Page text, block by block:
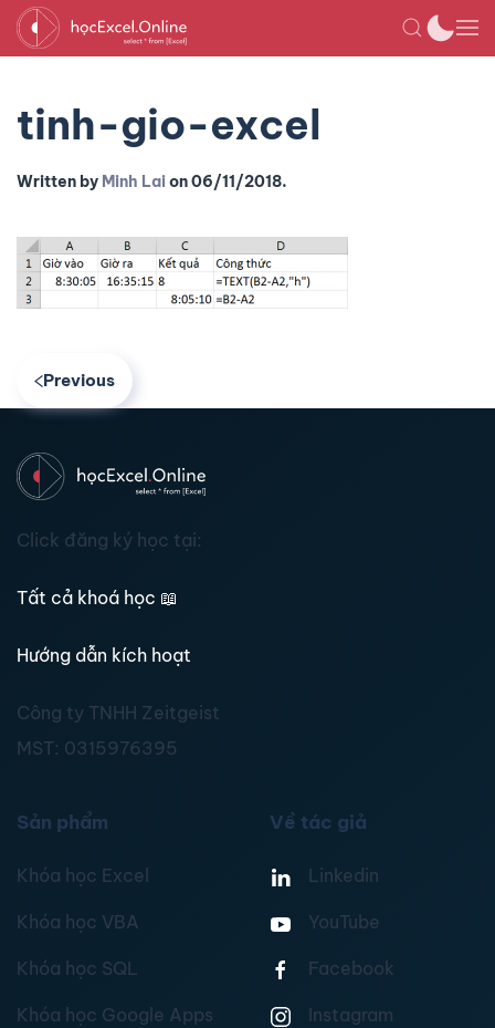
tinh-gio-excel
Written by Minh Laion06/11/2018.
Previous
Click đăng ký học tại:
Tất cả khoá học 📖
Hướng dẫn kích hoạt
Công ty TNHH Zeitgeist
MST: 0315976395
Sản phẩm
Khóa học Excel
Khóa học VBA
Khóa học SQL
Khóa học Google Apps
Về tác giả
Linkedin
YouTube
Facebook
Instagram